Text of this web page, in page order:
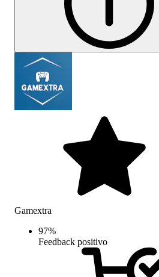
Gamextra
97%
Feedback positivo